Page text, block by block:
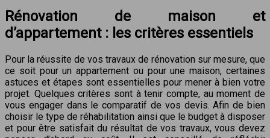
Rénovation de maison et
d’appartement : les critères essentiels
Pour la réussite de vos travaux de rénovation sur mesure, que
ce soit pour un appartement ou pour une maison, certaines
astuces et étapes sont essentielles pour mener à bien votre
projet. Quelques critères sont à tenir compte, au moment de
vous engager dans le comparatif de vos devis. Afin de bien
choisir le type de réhabilitation ainsi que le budget à disposer
et pour être satisfait du résultat de vos travaux, vous devez